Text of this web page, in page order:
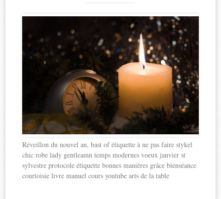
Réveillon du nouvel an, bast of étiquette à ne pas faire stykel
chic robe lady gentleamn temps modernes voeux janvier st
sylvestre protocole étiquette bonnes manières grâce bienséance
courtoisie livre manuel cours youtube arts de la table